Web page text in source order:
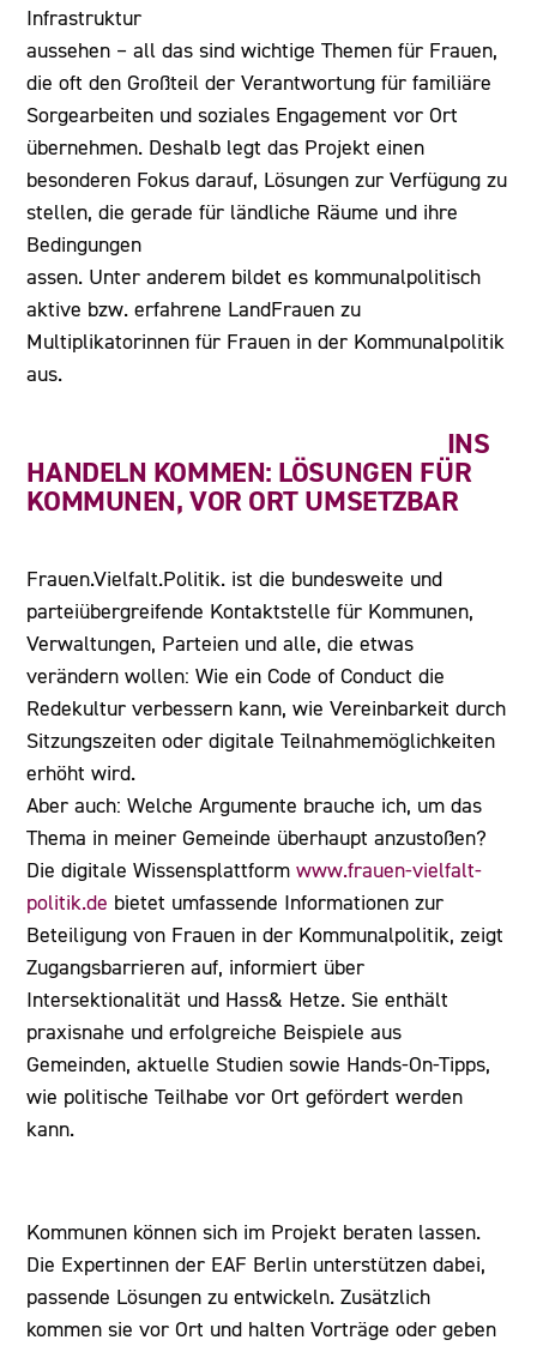
Infrastruktur
aussehen – all das sind wichtige Themen für Frauen,
die oft den Großteil der Verantwortung für familiäre
Sorgearbeiten und soziales Engagement vor Ort
übernehmen. Deshalb legt das Projekt einen
besonderen Fokus darauf, Lösungen zur Verfügung zu
stellen, die gerade für ländliche Räume und ihre
Bedingungen
assen. Unter anderem bildet es kommunalpolitisch
aktive bzw. erfahrene LandFrauen zu
Multiplikatorinnen für Frauen in der Kommunalpolitik
aus.
INS
HANDELN KOMMEN: LÖSUNGEN FÜR
KOMMUNEN, VOR ORT UMSETZBAR
Frauen.Vielfalt.Politik. ist die bundesweite und
parteiübergreifende Kontaktstelle für Kommunen,
Verwaltungen, Parteien und alle, die etwas
verändern wollen: Wie ein Code of Conduct die
Redekultur verbessern kann, wie Vereinbarkeit durch
Sitzungszeiten oder digitale Teilnahmemöglichkeiten
erhöht wird.
Aber auch: Welche Argumente brauche ich, um das
Thema in meiner Gemeinde überhaupt anzustoßen?
Die digitale Wissensplattformwww.frauen-vielfalt-
politik.de bietet umfassende Informationen zur
Beteiligung von Frauen in der Kommunalpolitik, zeigt
Zugangsbarrieren auf, informiert über
Intersektionalität und Hass& Hetze. Sie enthält
praxisnahe und erfolgreiche Beispiele aus
Gemeinden, aktuelle Studien sowie Hands-On-Tipps,
wie politische Teilhabe vor Ort gefördert werden
kann.
Kommunen können sich im Projekt beraten lassen.
Die Expertinnen der EAF Berlin unterstützen dabei,
passende Lösungen zu entwickeln. Zusätzlich
kommen sie vor Ort und halten Vorträge oder geben